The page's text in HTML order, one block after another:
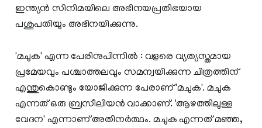
ഇന്ത്യന്‍ സിനിമയിലെ അഭിനയപ്രതിഭയായ
പശുപതിയും അഭിനയിക്കുന്നു.
'മചുക' എന്ന പേരിനുപിന്നില്‍ : വളരെ വ്യത്യസ്തമായ
പ്രമേയവും പശ്ചാത്തലവും സമന്വയിക്കുന്ന ചിത്രത്തിന്
എന്തുകൊണ്ടും യോജിക്കുന്ന പേരാണ് 'മചുക'. മചുക
എന്നത് ഒരു ബ്രസീലിയന്‍ വാക്കാണ്. 'ആഴത്തിലുള്ള
വേദന' എന്നാണ് അതിനര്‍ത്ഥം. മചുക എന്നത് മഞ്ഞ,